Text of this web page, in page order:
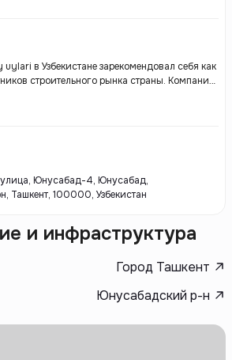
в Узбекистане зарекомендовал себя как
строительного рынка страны. Компания
современных жилых комплексов,
квартиры для семей с различными
улица, Юнусабад-4, Юнусабад,
Ташкент, 100000, Узбекистан
и инфраструктура
Город Ташкент
Юнусабадский р-н